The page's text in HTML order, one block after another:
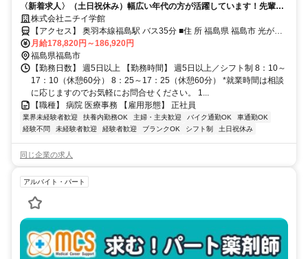
〈新着求人〉（土日祝休み）幅広い年代の方が活躍しています！先輩社
員が丁寧にサポートしますので安心して勤務可能です！
株式会社ニチイ学館
【アクセス】 奥羽本線福島駅 バス35分 ■住 所 福島県 福島市 光が丘1
■アクセス 奥羽本線福島駅 バス35分
月給178,820円～186,920円
福島県福島市
【勤務日数】 週5日以上 【勤務時間】 週5日以上／シフト制 8：10～
17：10（休憩60分） 8：25～17：25（休憩60分） *就業時間は相談
に応じますのでお気軽にお問合せください。 1...
【職種】 病院 医療事務 【雇用形態】 正社員
業界未経験者歓迎 扶養内勤務OK 主婦・主夫歓迎 バイク通勤OK
車通勤OK
経験不問
未経験者歓迎 経験者歓迎 ブランクOK シフト制 土日祝休み
同じ企業の求人
アルバイト・パート